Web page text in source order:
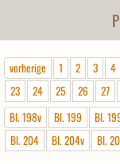
vorherige 1 2 3 4
23
24 25 26 27
Bl. 198v
Bl. 199 Bl.
Bl. 204
Bl. 204v Bl.